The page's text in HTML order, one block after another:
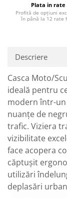
Plata in rate
Profită de opțiuni
în până la 12 rate
Descriere
Casca Moto/
ideală pentru
modern într-
nuanțe de
trafic. Viziera
vizibilitate
face acopera
căptușit
utilizări
deplasări